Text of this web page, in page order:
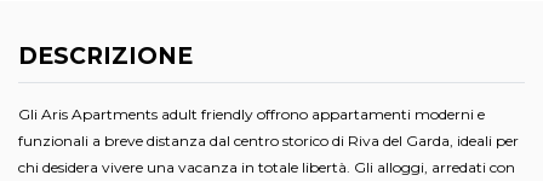
DESCRIZIONE
Gli Aris Apartments adult friendly offrono appartamenti moderni e
funzionali a breve distanza dal centro storico di Riva del Garda, ideali per
chi desidera vivere una vacanza in totale libertà. Gli alloggi, arredati con